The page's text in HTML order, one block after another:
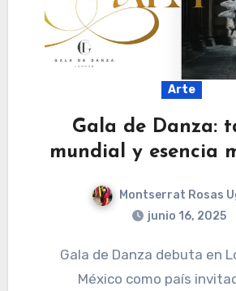
Arte
Gala de Danza:
mundial y esencia
Montserrat Rosas
junio 16, 2025
Gala de Danza debuta en Londres con
México como país